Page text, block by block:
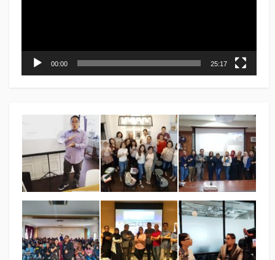
00:00 25:17